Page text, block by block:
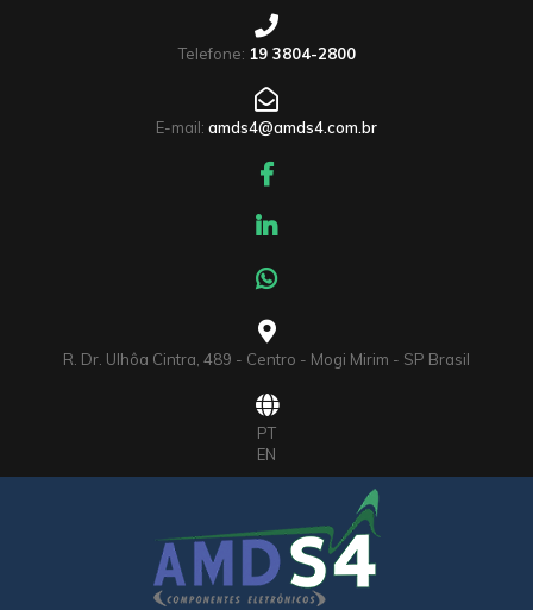
Telefone: 19 3804-2800
E-mail: amds4@amds4.com.br
R. Dr. Ulhôa Cintra, 489 - Centro - Mogi Mirim - SP Brasil
PT
EN